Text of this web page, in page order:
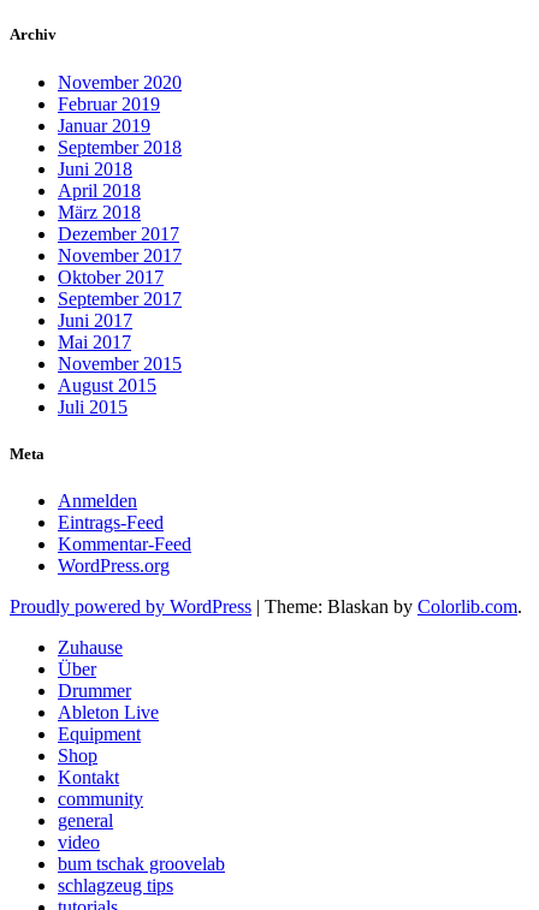
Archiv
November 2020
Februar 2019
Januar 2019
September 2018
Juni 2018
April 2018
März 2018
Dezember 2017
November 2017
Oktober 2017
September 2017
Juni 2017
Mai 2017
November 2015
August 2015
Juli 2015
Meta
Anmelden
Eintrags-Feed
Kommentar-Feed
WordPress.org
Proudly powered by WordPress | Theme: Blaskan by Colorlib.com.
Zuhause
Über
Drummer
Ableton Live
Equipment
Shop
Kontakt
community
general
video
bum tschak groovelab
schlagzeug tips